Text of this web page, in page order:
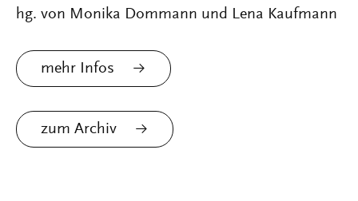
hg. von Monika Dommann und Lena Kaufmann
mehr Infos
zum Archiv